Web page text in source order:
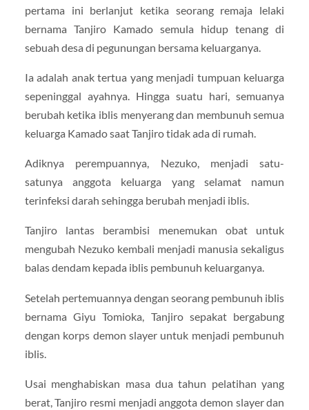
pertama ini berlanjut ketika seorang remaja lelaki
bernama Tanjiro Kamado semula hidup tenang di
sebuah desa di pegunungan bersama keluarganya.
Ia adalah anak tertua yang menjadi tumpuan keluarga
sepeninggal ayahnya. Hingga suatu hari, semuanya
berubah ketika iblis menyerang dan membunuh semua
keluarga Kamado saat Tanjiro tidak ada di rumah.
Adiknya perempuannya, Nezuko, menjadi satu-
satunya anggota keluarga yang selamat namun
terinfeksi darah sehingga berubah menjadi iblis.
Tanjiro lantas berambisi menemukan obat untuk
mengubah Nezuko kembali menjadi manusia sekaligus
balas dendam kepada iblis pembunuh keluarganya.
Setelah pertemuannya dengan seorang pembunuh iblis
bernama Giyu Tomioka, Tanjiro sepakat bergabung
dengan korps demon slayer untuk menjadi pembunuh
iblis.
Usai menghabiskan masa dua tahun pelatihan yang
berat, Tanjiro resmi menjadi anggota demon slayer dan